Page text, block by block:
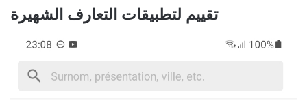
تقييم لتطبيقات التعارف الشهيرة